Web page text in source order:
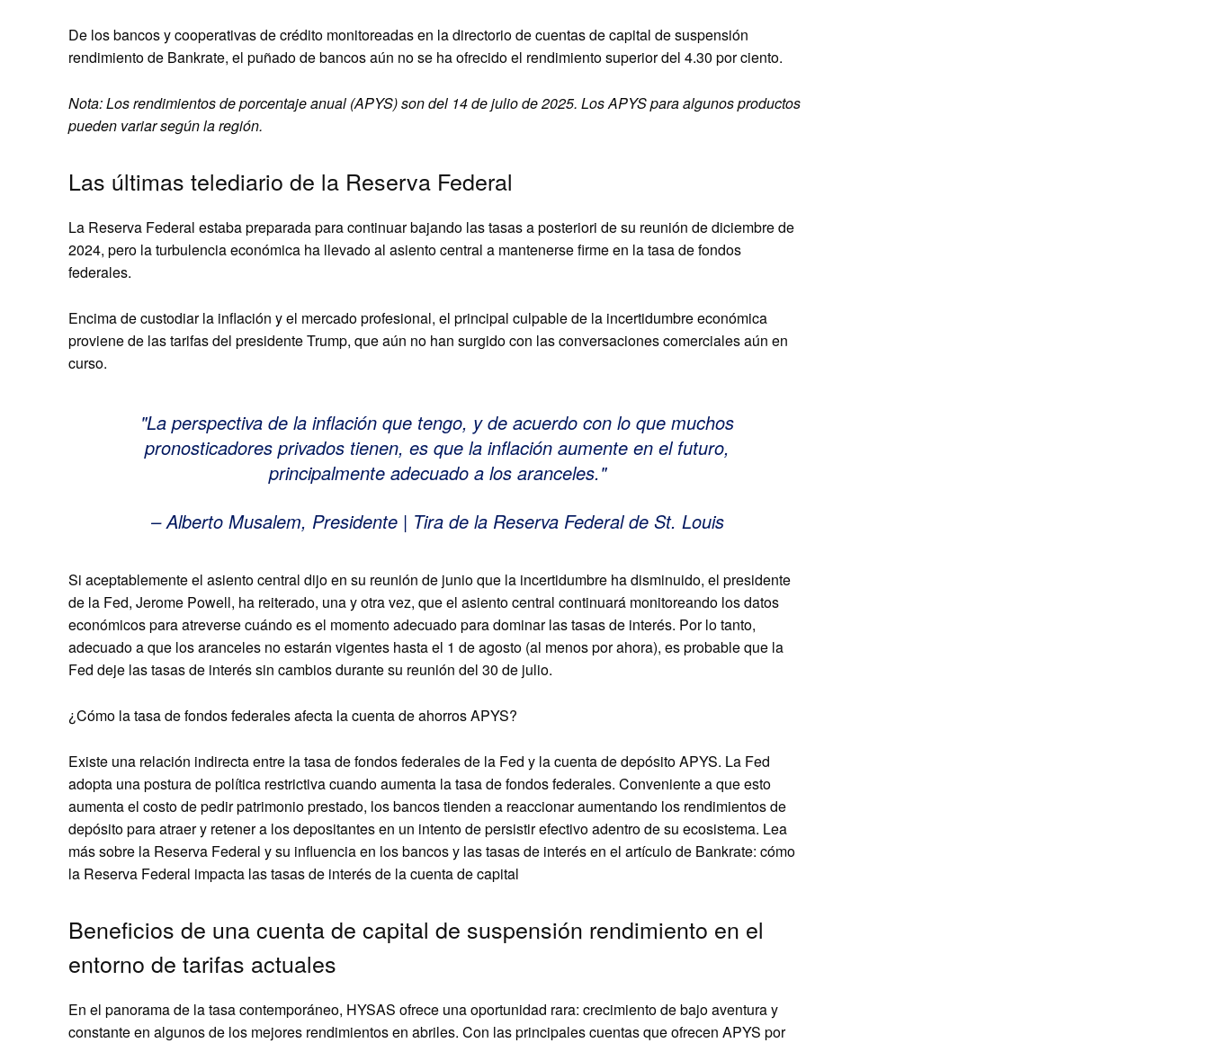
De los bancos y cooperativas de crédito monitoreadas en la directorio de cuentas de capital de suspensión
rendimiento de Bankrate, el puñado de bancos aún no se ha ofrecido el rendimiento superior del 4.30 por ciento.
Nota: Los rendimientos de porcentaje anual (APYS) son del 14 de julio de 2025. Los APYS para algunos productos
pueden variar según la región.
Las últimas telediario de la Reserva Federal
La Reserva Federal estaba preparada para continuar bajando las tasas a posteriori de su reunión de diciembre de
2024, pero la turbulencia económica ha llevado al asiento central a mantenerse firme en la tasa de fondos
federales.
Encima de custodiar la inflación y el mercado profesional, el principal culpable de la incertidumbre económica
proviene de las tarifas del presidente Trump, que aún no han surgido con las conversaciones comerciales aún en
curso.
La perspectiva de la inflación que tengo, y de acuerdo con lo que muchos
pronosticadores privados tienen, es que la inflación aumente en el futuro,
principalmente adecuado a los aranceles.
– Alberto Musalem, Presidente | Tira de la Reserva Federal de St. Louis
Si aceptablemente el asiento central dijo en su reunión de junio que la incertidumbre ha disminuido, el presidente
de la Fed, Jerome Powell, ha reiterado, una y otra vez, que el asiento central continuará monitoreando los datos
económicos para atreverse cuándo es el momento adecuado para dominar las tasas de interés. Por lo tanto,
adecuado a que los aranceles no estarán vigentes hasta el 1 de agosto (al menos por ahora), es probable que la
Fed deje las tasas de interés sin cambios durante su reunión del 30 de julio.
¿Cómo la tasa de fondos federales afecta la cuenta de ahorros APYS?
Existe una relación indirecta entre la tasa de fondos federales de la Fed y la cuenta de depósito APYS. La Fed
adopta una postura de política restrictiva cuando aumenta la tasa de fondos federales. Conveniente a que esto
aumenta el costo de pedir patrimonio prestado, los bancos tienden a reaccionar aumentando los rendimientos de
depósito para atraer y retener a los depositantes en un intento de persistir efectivo adentro de su ecosistema. Lea
más sobre la Reserva Federal y su influencia en los bancos y las tasas de interés en el artículo de Bankrate: cómo
la Reserva Federal impacta las tasas de interés de la cuenta de capital
Beneficios de una cuenta de capital de suspensión rendimiento en el
entorno de tarifas actuales
En el panorama de la tasa contemporáneo, HYSAS ofrece una oportunidad rara: crecimiento de bajo aventura y
constante en algunos de los mejores rendimientos en abriles. Con las principales cuentas que ofrecen APYS por